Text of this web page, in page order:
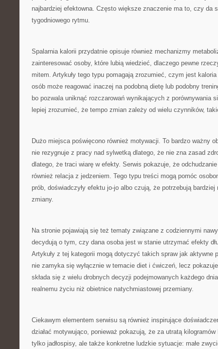
najbardziej efektowna. Często większe znaczenie ma to, czy da
tygodniowego rytmu.
Spalarnia kalorii przydatnie opisuje również mechanizmy
zainteresować osoby, które lubią wiedzieć, dlaczego pewne
mitem. Artykuły tego typu pomagają zrozumieć, czym jest
osób może reagować inaczej na podobną dietę lub podobny
bo pozwala uniknąć rozczarowań wynikających z porównywania
lepiej zrozumieć, że tempo zmian zależy od wielu czynników,
Dużo miejsca poświęcono również motywacji. To bardzo ważny
nie rezygnuje z pracy nad sylwetką dlatego, że nie zna zasad
dlatego, że traci wiarę w efekty. Serwis pokazuje, że
również relacja z jedzeniem. Tego typu treści mogą pomóc
prób, doświadczyły efektu jo-jo albo czują, że potrzebują
zmiany.
Na stronie pojawiają się też tematy związane z codziennymi
decydują o tym, czy dana osoba jest w stanie utrzymać efekty
Artykuły z tej kategorii mogą dotyczyć takich spraw jak aktywne
nie zamyka się wyłącznie w temacie diet i ćwiczeń, lecz
składa się z wielu drobnych decyzji podejmowanych każdego
realnemu życiu niż obietnice natychmiastowej przemiany.
Ciekawym elementem serwisu są również inspirujące
działać motywująco, ponieważ pokazują, że za utratą
tylko jadłospisy, ale także konkretne ludzkie sytuacje: małe